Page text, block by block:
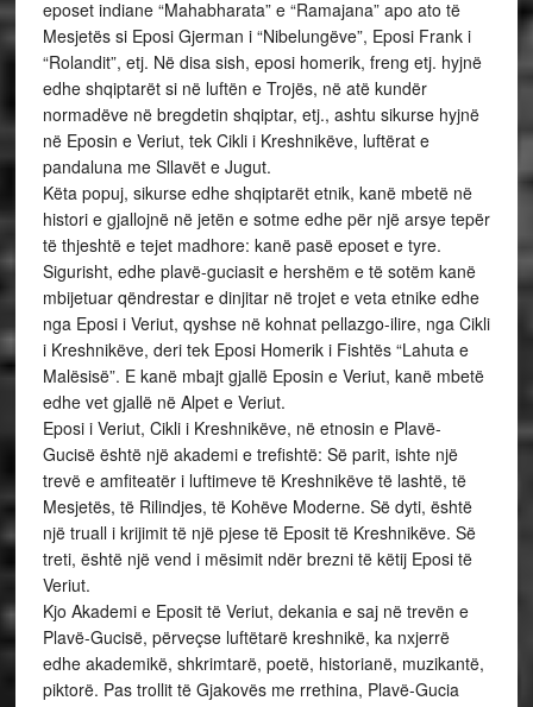
eposet indiane “Mahabharata” e “Ramajana” apo ato të
Mesjetës si Eposi Gjerman i “Nibelungëve”, Eposi Frank i
“Rolandit”, etj. Në disa sish, eposi homerik, freng etj. hyjnë
edhe shqiptarët si në luftën e Trojës, në atë kundër
normadëve në bregdetin shqiptar, etj., ashtu sikurse hyjnë
në Eposin e Veriut, tek Cikli i Kreshnikëve, luftërat e
pandaluna me Sllavët e Jugut.
Këta popuj, sikurse edhe shqiptarët etnik, kanë mbetë në
histori e gjallojnë në jetën e sotme edhe për një arsye tepër
të thjeshtë e tejet madhore: kanë pasë eposet e tyre.
Sigurisht, edhe plavë-guciasit e hershëm e të sotëm kanë
mbijetuar qëndrestar e dinjitar në trojet e veta etnike edhe
nga Eposi i Veriut, qyshse në kohnat pellazgo-ilire, nga Cikli
i Kreshnikëve, deri tek Eposi Homerik i Fishtës “Lahuta e
Malësisë”. E kanë mbajt gjallë Eposin e Veriut, kanë mbetë
edhe vet gjallë në Alpet e Veriut.
Eposi i Veriut, Cikli i Kreshnikëve, në etnosin e Plavë-
Gucisë është një akademi e trefishtë: Së parit, ishte një
trevë e amfiteatër i luftimeve të Kreshnikëve të lashtë, të
Mesjetës, të Rilindjes, të Kohëve Moderne. Së dyti, është
një truall i krijimit të një pjese të Eposit të Kreshnikëve. Së
treti, është një vend i mësimit ndër brezni të këtij Eposi të
Veriut.
Kjo Akademi e Eposit të Veriut, dekania e saj në trevën e
Plavë-Gucisë, përveçse luftëtarë kreshnikë, ka nxjerrë
edhe akademikë, shkrimtarë, poetë, historianë, muzikantë,
piktorë. Pas trollit të Gjakovës me rrethina, Plavë-Gucia